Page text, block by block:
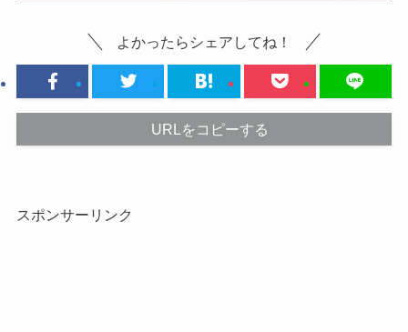
よかったらシェアしてね！
URLをコピーする
スポンサーリンク